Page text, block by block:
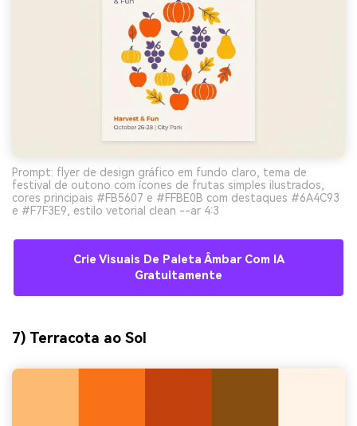
Prompt: flyer de design gráfico em fundo claro, tema de
festival de outono com ícones de frutas simples ilustrados,
cores principais #FB5607 e #FFBE0B com destaques #6A4C93
e #F7F3E9, estilo vetorial clean --ar 4:3
Crie Visuais De Paleta Âmbar Com IA
Gratuitamente
7) Terracota ao Sol